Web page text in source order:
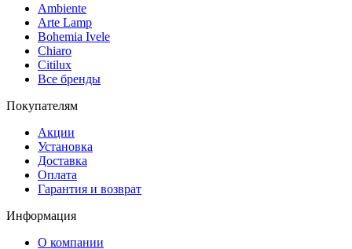
Ambiente
Arte Lamp
Bohemia Ivele
Chiaro
Citilux
Все бренды
Покупателям
Акции
Установка
Доставка
Оплата
Гарантия и возврат
Информация
О компании